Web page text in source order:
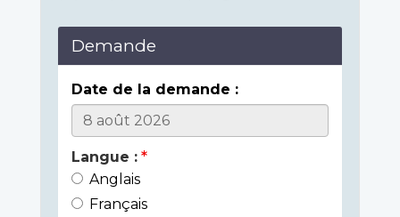
Demande
Date de la demande :
Langue :
Anglais
Français